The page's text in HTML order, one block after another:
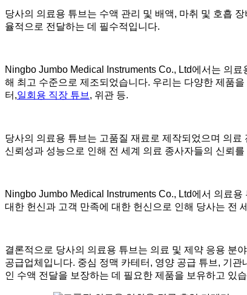
당사의 의료용 튜브는 수액 관리 및 배액, 마취 및 호흡
율적으로 전달하는 데 필수적입니다.
Ningbo Jumbo Medical Instruments Co., Ltd에서는 의
해 최고 수준으로 제조되었습니다. 우리는 다양한 제품
터,일회용 직장 튜브, 위관 등.
당사의 의료용 튜브는 고품질 재료로 제작되었으며 의
신뢰성과 성능으로 인해 전 세계 의료 종사자들의 신뢰
Ningbo Jumbo Medical Instruments Co., Ltd에서 의료
대한 헌신과 고객 만족에 대한 헌신으로 인해 당사는 전
결론적으로 당사의 의료용 튜브는 의료 및 제약 응용 분
공급업체입니다. 중심 정맥 카테터, 영양 공급 튜브, 기
인 수액 전달을 보장하는 데 필요한 제품을 보유하고 있